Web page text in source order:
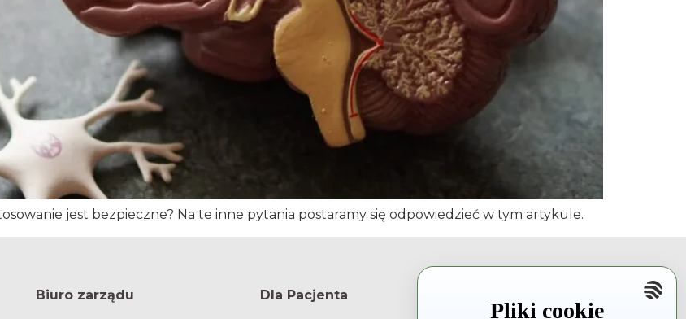
jest bezpieczne? Na te inne pytania postaramy się odpowiedzieć w tym artykule.
Biuro zarządu Dla Pacjenta
Pliki cookie